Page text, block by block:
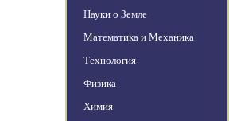
Науки о Земле
Математика и Механика
Технология
Физика
Химия